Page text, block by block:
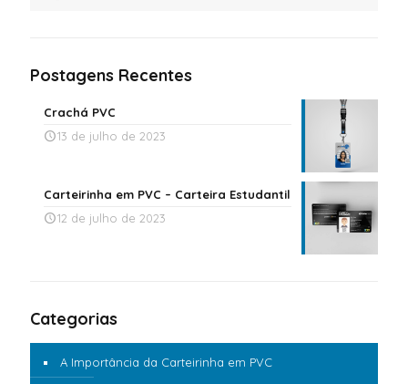
Postagens Recentes
Crachá PVC
13 de julho de 2023
Carteirinha em PVC – Carteira Estudantil
12 de julho de 2023
Categorias
A Importância da Carteirinha em PVC